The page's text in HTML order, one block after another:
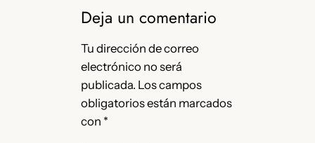
Deja un comentario
Tu dirección de correo
electrónico no será
publicada. Los campos
obligatorios están marcados
con *